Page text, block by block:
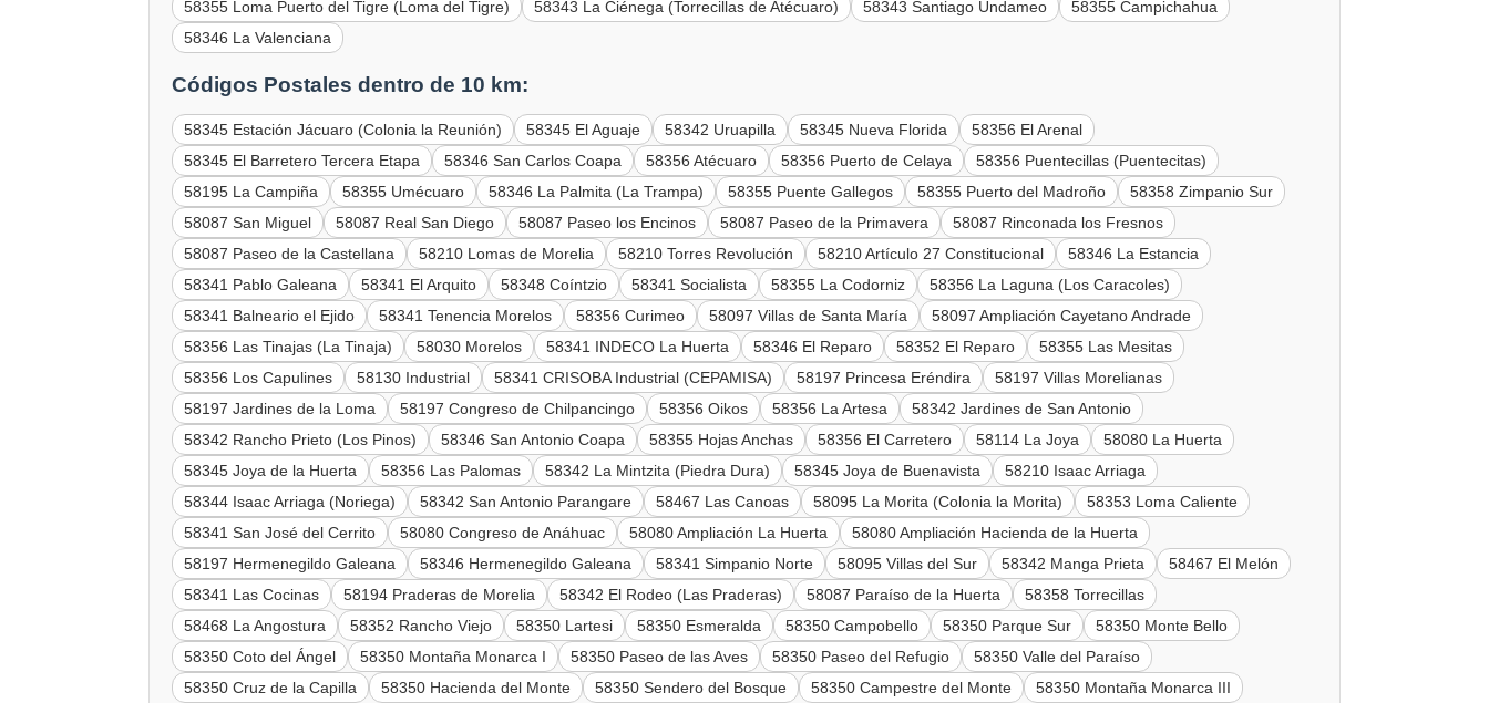
58355 Loma Puerto del Tigre (Loma del Tigre)
58343 La Ciénega (Torrecillas de Atécuaro) 58343 Santiago Undameo
58355 Campichahua
58346 La Valenciana
Códigos Postales dentro de 10 km:
58345 Estación Jácuaro (Colonia la Reunión) 58345 El Aguaje 58342 Uruapilla 58345 Nueva Florida
58356 El Arenal
58345 El Barretero Tercera Etapa
58346 San Carlos Coapa 58356 Atécuaro 58356 Puerto de Celaya
58356 Puentecillas (Puentecitas)
58195 La Campiña
58355 Umécuaro 58346 La Palmita (La Trampa) 58355 Puente Gallegos 58355 Puerto del Madroño
58358 Zimpanio Sur
58087 San Miguel
58087 Real San Diego 58087 Paseo los Encinos 58087 Paseo de la Primavera
58087 Rinconada los Fresnos
58087 Paseo de la Castellana
58210 Lomas de Morelia 58210 Torres Revolución 58210 Artículo 27 Constitucional
58346 La Estancia
58341 Pablo Galeana
58341 El Arquito 58348 Coíntzio 58341 Socialista 58355 La Codorniz
58356 La Laguna (Los Caracoles)
58341 Balneario el Ejido
58341 Tenencia Morelos 58356 Curimeo 58097 Villas de Santa María
58097 Ampliación Cayetano Andrade
58356 Las Tinajas (La Tinaja)
58030 Morelos 58341 INDECO La Huerta 58346 El Reparo 58352 El Reparo
58355 Las Mesitas
58356 Los Capulines
58130 Industrial 58341 CRISOBA Industrial (CEPAMISA) 58197 Princesa Eréndira
58197 Villas Morelianas
58197 Jardines de la Loma
58197 Congreso de Chilpancingo 58356 Oikos 58356 La Artesa
58342 Jardines de San Antonio
58342 Rancho Prieto (Los Pinos)
58346 San Antonio Coapa 58355 Hojas Anchas 58356 El Carretero 58114 La Joya
58080 La Huerta
58345 Joya de la Huerta
58356 Las Palomas 58342 La Mintzita (Piedra Dura) 58345 Joya de Buenavista
58210 Isaac Arriaga
58344 Isaac Arriaga (Noriega)
58342 San Antonio Parangare 58467 Las Canoas 58095 La Morita (Colonia la Morita)
58353 Loma Caliente
58341 San José del Cerrito
58080 Congreso de Anáhuac 58080 Ampliación La Huerta
58080 Ampliación Hacienda de la Huerta
58197 Hermenegildo Galeana
58346 Hermenegildo Galeana 58341 Simpanio Norte 58095 Villas del Sur 58342 Manga Prieta
58467 El Melón
58341 Las Cocinas
58194 Praderas de Morelia 58342 El Rodeo (Las Praderas) 58087 Paraíso de la Huerta
58358 Torrecillas
58468 La Angostura
58352 Rancho Viejo 58350 Lartesi 58350 Esmeralda 58350 Campobello 58350 Parque Sur
58350 Monte Bello
58350 Coto del Ángel
58350 Montaña Monarca I 58350 Paseo de las Aves 58350 Paseo del Refugio
58350 Valle del Paraíso
58350 Cruz de la Capilla
58350 Hacienda del Monte 58350 Sendero del Bosque 58350 Campestre del Monte
58350 Montaña Monarca III